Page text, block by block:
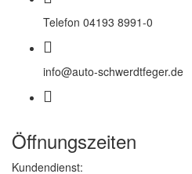
Telefon 04193 8991-0
info@auto-schwerdtfeger.de
Öffnungszeiten
Kundendienst: